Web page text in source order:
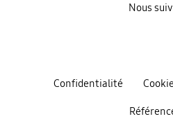
Confidentialité
Nous